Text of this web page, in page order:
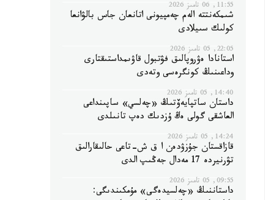
11:55, 06 تامىز 2026
شىمكەنتتە الەم چەمپيونى اتانعان جاس بالۋانعا
كولىك سىيلادى
22:05, 05 تامىز 2026
استانادا ەۋروپالىق فۋتبول قاۋىمداستىقتارى
وداعىنىڭ كونگرەسى وتەدى
14:40, 05 تامىز 2026
داستان ساتپايەۆتىڭ «چەلسي» ساپىنداعى
العاشقى گولى ەڭ ۇزدىك دەپ تانىلدى
14:24, 05 تامىز 2026
قازاقستان جۇزۋدەن ا ق ش-تاعى حالىقارالىق
تۋرنيردە 17 مەدال جەڭىپ الدى
09:55, 05 تامىز 2026
داستاننىڭ «چەلسيدەگى» مۇمكىندىگى: